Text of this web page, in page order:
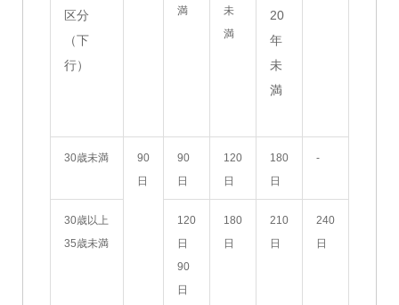
区分
（下
行）
満
未
満
20
年
未
満
30歳未満
90
日
90
日
120
日
180
日
‐
30歳以上
35歳未満
120
日
90
日
180
日
210
日
240
日